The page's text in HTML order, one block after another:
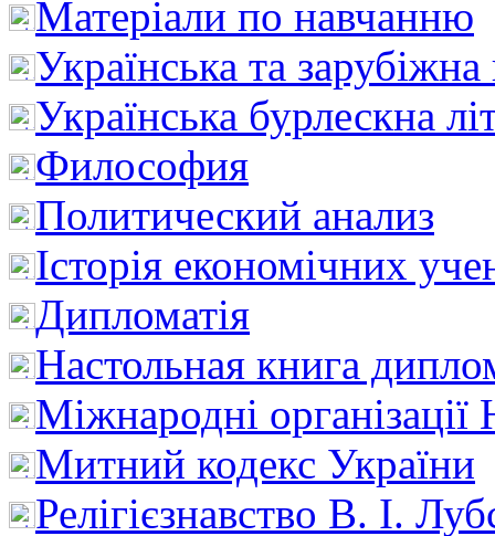
Матеріали по навчанню
Українська та зарубіжна
Українська бурлескна
Философия
Политический анализ
Історія економічних
Дипломатія
Настольная книга
Міжнародні
Митний кодекс України
Релігієзнавство В. І.